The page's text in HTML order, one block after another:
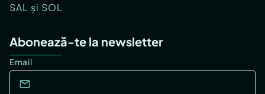
SAL și SOL
Abonează-te la newsletter
Email